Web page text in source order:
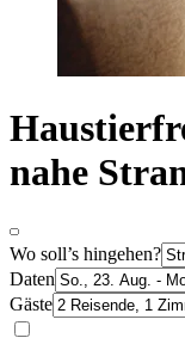
nahe
Wo soll’s hingehen?
Daten
Gäste